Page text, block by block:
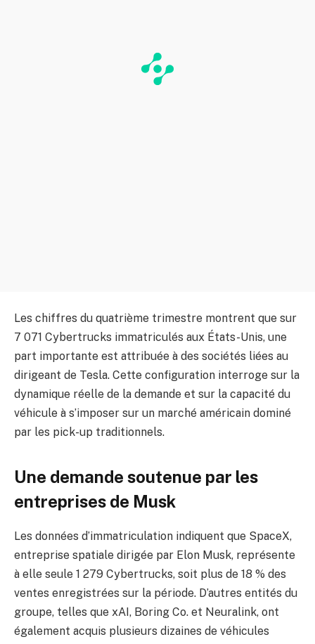
Les chiffres du quatrième trimestre montrent que sur
7 071 Cybertrucks immatriculés aux États-Unis, une
part importante est attribuée à des sociétés liées au
dirigeant de Tesla. Cette configuration interroge sur la
dynamique réelle de la demande et sur la capacité du
véhicule à s’imposer sur un marché américain dominé
par les pick-up traditionnels.
Une demande soutenue par les
entreprises de Musk
Les données d’immatriculation indiquent que SpaceX,
entreprise spatiale dirigée par Elon Musk, représente
à elle seule 1 279 Cybertrucks, soit plus de 18 % des
ventes enregistrées sur la période. D’autres entités du
groupe, telles que xAI, Boring Co. et Neuralink, ont
également acquis plusieurs dizaines de véhicules